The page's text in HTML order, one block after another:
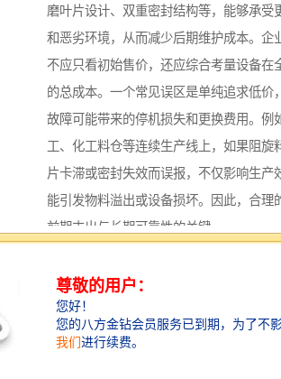
磨叶片设计、双重密封结构等，能够承受
和恶劣环境，从而减少后期维护成本。企
不应只看初始售价，还应综合考量设备在
的总成本。一个常见误区是单纯追求低价
故障可能带来的停机损失和更换费用。例
工、化工料仓等连续生产线上，如果阻旋
片卡滞或密封失效而误报，不仅影响生产
能引发物料溢出或设备损坏。因此，合理
前期支出与长期可靠性的关键。
需关注几个技术细节。其一是叶片形状与
同密度的物料，如细粉、颗粒或块状物料
应的叶片设计，以确保检测灵敏度。其二